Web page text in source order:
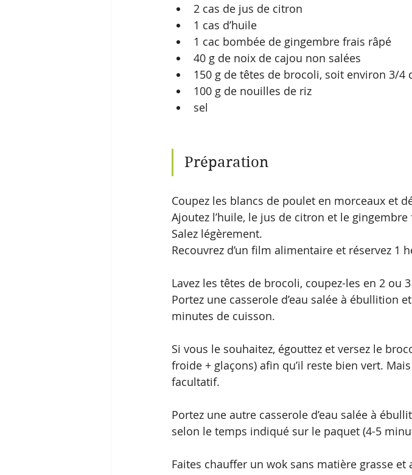
2 cas de jus de citron
1 cas d’huile
1 cac bombée de gingembre frais râpé
40 g de noix de cajou non salées
150 g de têtes de brocoli, soit environ 3/4
100 g de nouilles de riz
sel
Préparation
Coupez les blancs de poulet en morceaux et
Ajoutez l’huile, le jus de citron et le gingembre
Salez légèrement.
Recouvrez d’un film alimentaire et réservez 1
Lavez les têtes de brocoli, coupez-les en 2 ou
Portez une casserole d’eau salée à ébullition
minutes de cuisson.
Si vous le souhaitez, égouttez et versez le
froide + glaçons) afin qu’il reste bien vert.
facultatif.
Portez une autre casserole d’eau salée à
selon le temps indiqué sur le paquet (4-5
Faites chauffer un wok sans matière grasse